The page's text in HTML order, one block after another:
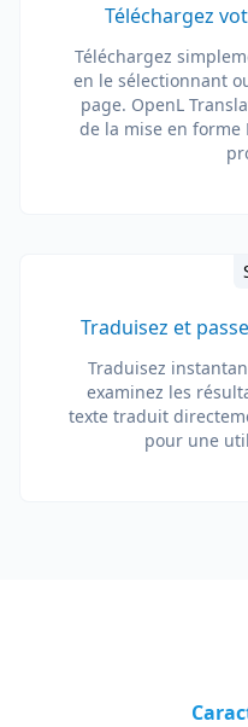
Téléchargez
Téléchargez
en le sélectionnant
page. OpenL
de la mise en
Traduisez et
Traduisez
examinez les
texte traduit
pour une